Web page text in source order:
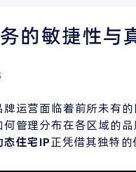
的敏捷性与
牌运营面临着前所未有
管理分布在各区域的
态住宅IP正凭借其独特